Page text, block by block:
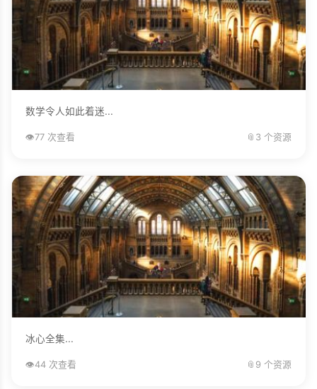
数学令人如此着迷...
👁️77 次查看 📎 3 个资源
冰心全集...
👁️44 次查看 📎 9 个资源